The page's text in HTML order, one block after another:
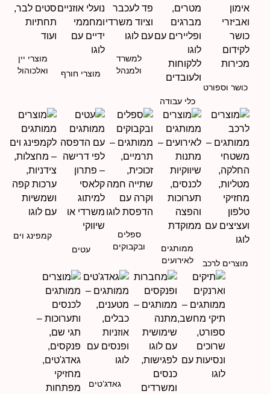
כושר וספורט
כלי עבודה
למשרד
ולמנהל
מוצרי חורף
מוצרי יין
ואלכוהול
מוצרים לרכב
ממותגים
לאירועים
ספלים
ובקבוקים
עטים
קמפינג וים
גאדג’טים